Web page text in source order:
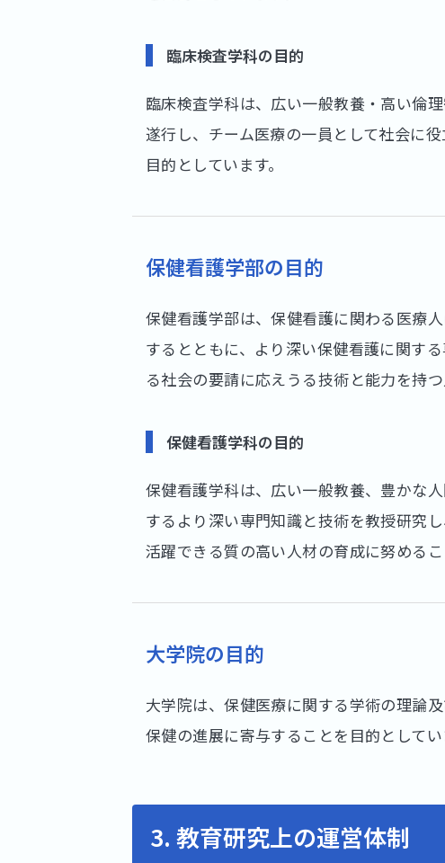
臨床検査学科の目的
臨床検査学科は、広い一般教養・高い倫
遂行し、チーム医療の一員として社会に
目的としています。
保健看護学部の目的
保健看護学部は、保健看護に関わる医療
するとともに、より深い保健看護に関す
る社会の要請に応えうる技術と能力を持
保健看護学科の目的
保健看護学科は、広い一般教養、豊かな
するより深い専門知識と技術を教授研究
活躍できる質の高い人材の育成に努めるこ
大学院の目的
大学院は、保健医療に関する学術の理論
保健の進展に寄与することを目的としてい
3. 教育研究上の運営体制